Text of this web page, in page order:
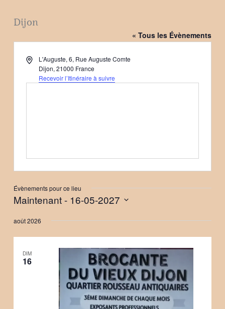
Dijon
« Tous les Évènements
AdresseL'Auguste, 6, Rue Auguste Comte
Dijon, 21000 France
Recevoir l’Itinéraire à suivre
Évènements pour ce lieu
Maintenant - 16-05-2027
une
date.
août 2026
DIM
16